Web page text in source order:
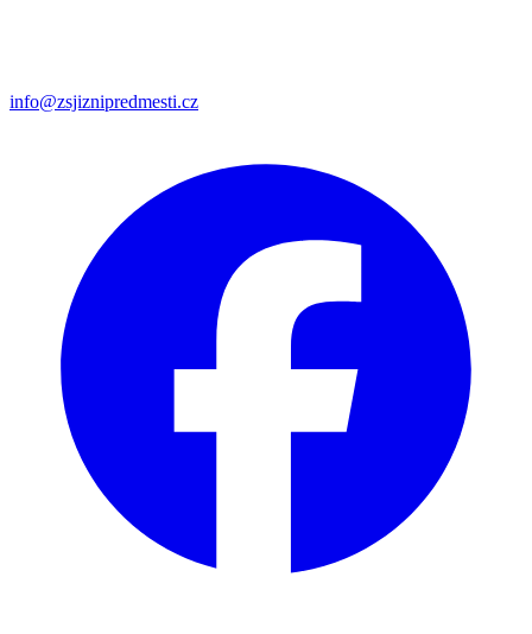
info@zsjiznipredmesti.cz